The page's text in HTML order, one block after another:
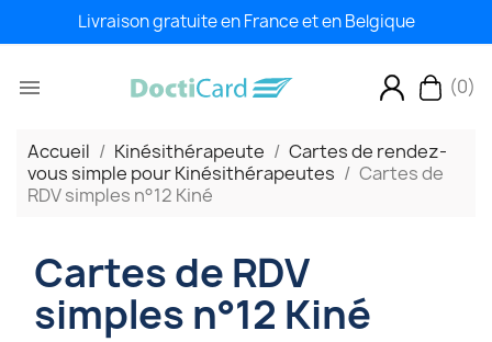
Livraison gratuite en France et en Belgique
 (0)
Accueil Kinésithérapeute
Cartes de rendez-
vous simple pour Kinésithérapeutes
Cartes de
RDV simples n°12 Kiné
Cartes de RDV
simples n°12 Kiné